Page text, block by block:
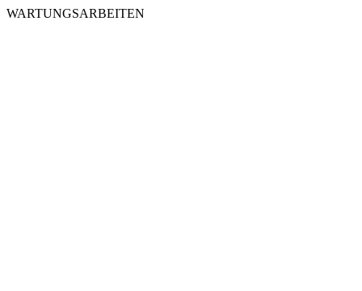
WARTUNGSARBEITEN